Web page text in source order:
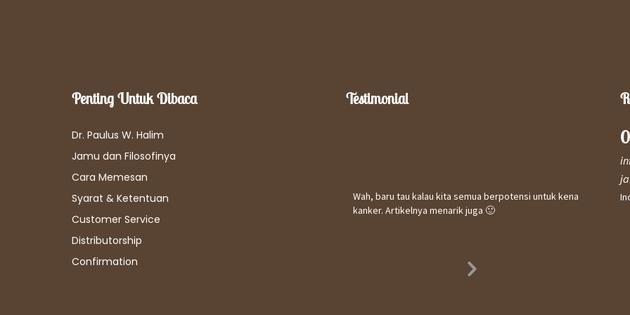
Penting Untuk Dibaca
Dr. Paulus W. Halim
Jamu dan Filosofinya
Cara Memesan
Syarat & Ketentuan
Customer Service
Distributorship
Confirmation
Testimonial
Wah, baru tau kalau kita semua berpotensi untuk kena
kanker. Artikelnya menarik juga 🙂